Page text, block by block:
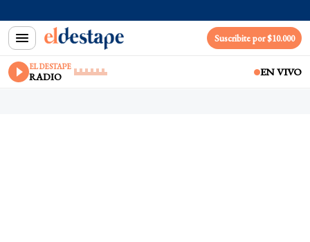
Suscribite por $10.000
EL DESTAPE
RADIO EN VIVO